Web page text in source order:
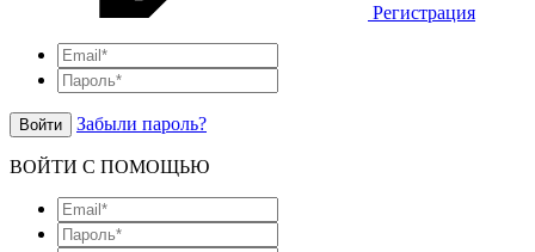
Регистрация
Войти Забыли пароль?
ВОЙТИ С ПОМОЩЬЮ